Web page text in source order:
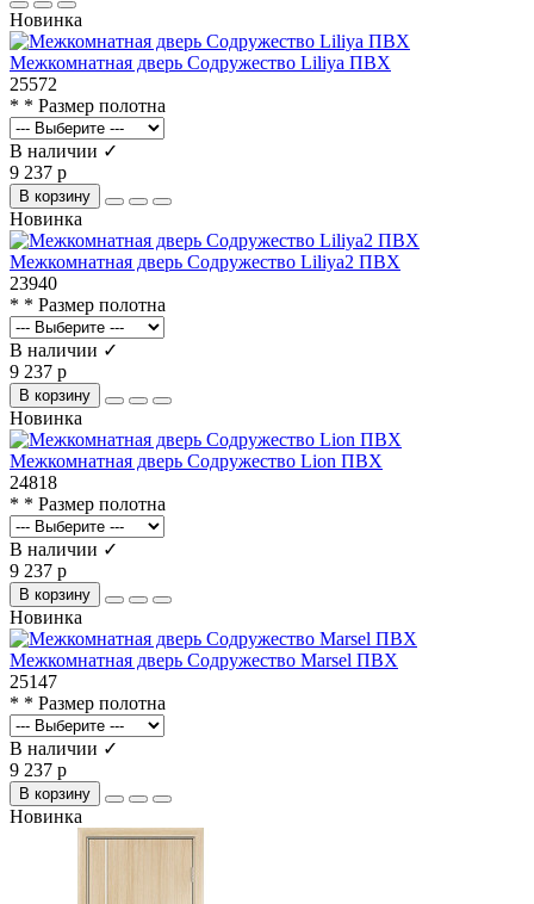
Новинка
Межкомнатная дверь Содружество Liliya ПВХ
25572
* * Размер полотна
В наличии ✓
9 237 р
В корзину
Новинка
Межкомнатная дверь Содружество Liliya2 ПВХ
23940
* * Размер полотна
В наличии ✓
9 237 р
В корзину
Новинка
Межкомнатная дверь Содружество Lion ПВХ
24818
* * Размер полотна
В наличии ✓
9 237 р
В корзину
Новинка
Межкомнатная дверь Содружество Marsel ПВХ
25147
* * Размер полотна
В наличии ✓
9 237 р
В корзину
Новинка